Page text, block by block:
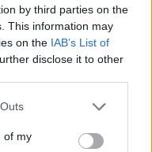
by third parties on the
This information may
on the IAB’s List of
disclose it to other
of my
βεβαιώθηκαν
Κώδικα Οδικής